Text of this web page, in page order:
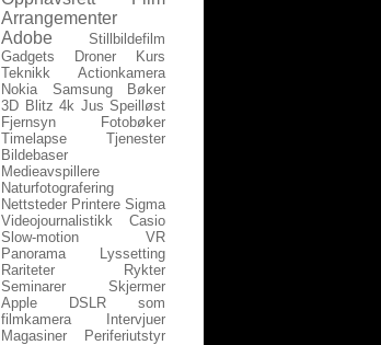
Arrangementer
Adobe
Stillbildefilm
Gadgets
Droner
Kurs
Teknikk
Actionkamera
Nokia
Samsung
Bøker
3D Blitz 4k Jus Speilløst
Fjernsyn
Fotobøker
Timelapse
Tjenester
Bildebaser
Medieavspillere
Naturfotografering
Nettsteder Printere Sigma
Videojournalistikk
Casio
Slow-motion
VR
Panorama
Lyssetting
Rariteter
Rykter
Seminarer
Skjermer
Apple
DSLR som
filmkamera
Intervjuer
Magasiner
Periferiutstyr